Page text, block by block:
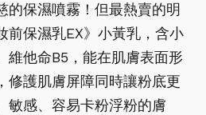
的保濕噴霧！但最熱賣的明
前保濕乳EX》小黃乳，含小
維他命B5，能在肌膚表面形
修護肌膚屏障同時讓粉底更
敏感、容易卡粉浮粉的膚